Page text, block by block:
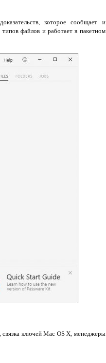
которое сообщает и
файлов и работает в пакетном
ключей Mac OS X, менеджеры